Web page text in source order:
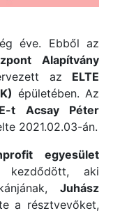
éve. Ebből az
Alapítvány
az ELTE
épületében. Az
t
Acsay Péter
2021.02.03-án.
egyesület
kezdődött, aki
Juhász
a résztvevőket,